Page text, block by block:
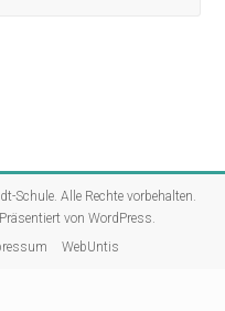
Schule . Alle Rechte vorbehalten.
vonWordPress
WebUntis